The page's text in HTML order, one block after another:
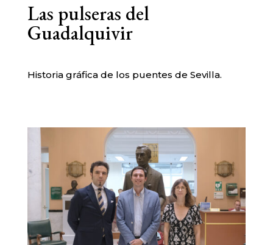
Las pulseras del
Guadalquivir
Historia gráfica de los puentes de Sevilla.